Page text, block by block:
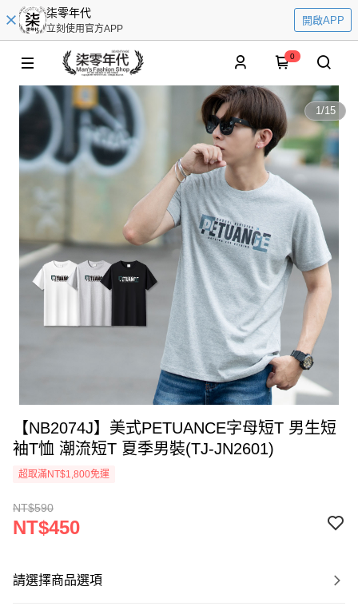
柒零年代
立刻使用官方APP
開啟APP
0
1/15
【NB2074J】美式PETUANCE字母短T 男生短
袖T恤 潮流短T 夏季男裝(TJ-JN2601)
超取滿NT$1,800免運
NT$590
NT$450
請選擇商品選項